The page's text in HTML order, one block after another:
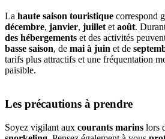
La haute saison touristique correspond
décembre, janvier, juillet et août.
des hébergements et des activités
basse saison, de mai à juin et de
tarifs plus attractifs et une fréquentation
paisible.
Les précautions à prendre
Soyez vigilant aux courants marins lors